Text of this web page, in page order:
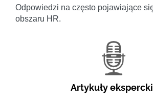
Odpowiedzi na często pojawiające
obszaru HR.
Artykuły